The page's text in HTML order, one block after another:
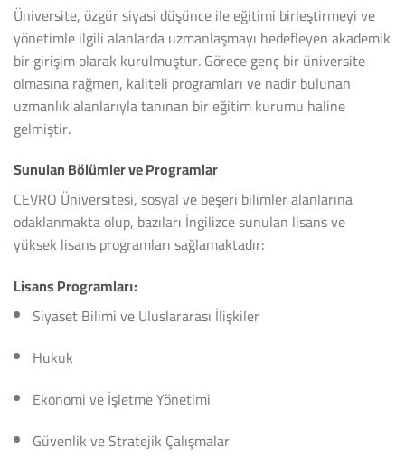
Üniversite, özgür siyasi düşünce ile eğitimi birleştirmeyi ve
yönetimle ilgili alanlarda uzmanlaşmayı hedefleyen akademik
bir girişim olarak kurulmuştur. Görece genç bir üniversite
olmasına rağmen, kaliteli programları ve nadir bulunan
uzmanlık alanlarıyla tanınan bir eğitim kurumu haline
gelmiştir.
Sunulan Bölümler ve Programlar
CEVRO Üniversitesi, sosyal ve beşeri bilimler alanlarına
odaklanmakta olup, bazıları İngilizce sunulan lisans ve
yüksek lisans programları sağlamaktadır:
Lisans Programları:
Siyaset Bilimi ve Uluslararası İlişkiler
Hukuk
Ekonomi ve İşletme Yönetimi
Güvenlik ve Stratejik Çalışmalar